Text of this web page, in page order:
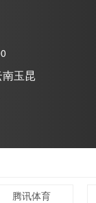
玉昆
腾讯体育